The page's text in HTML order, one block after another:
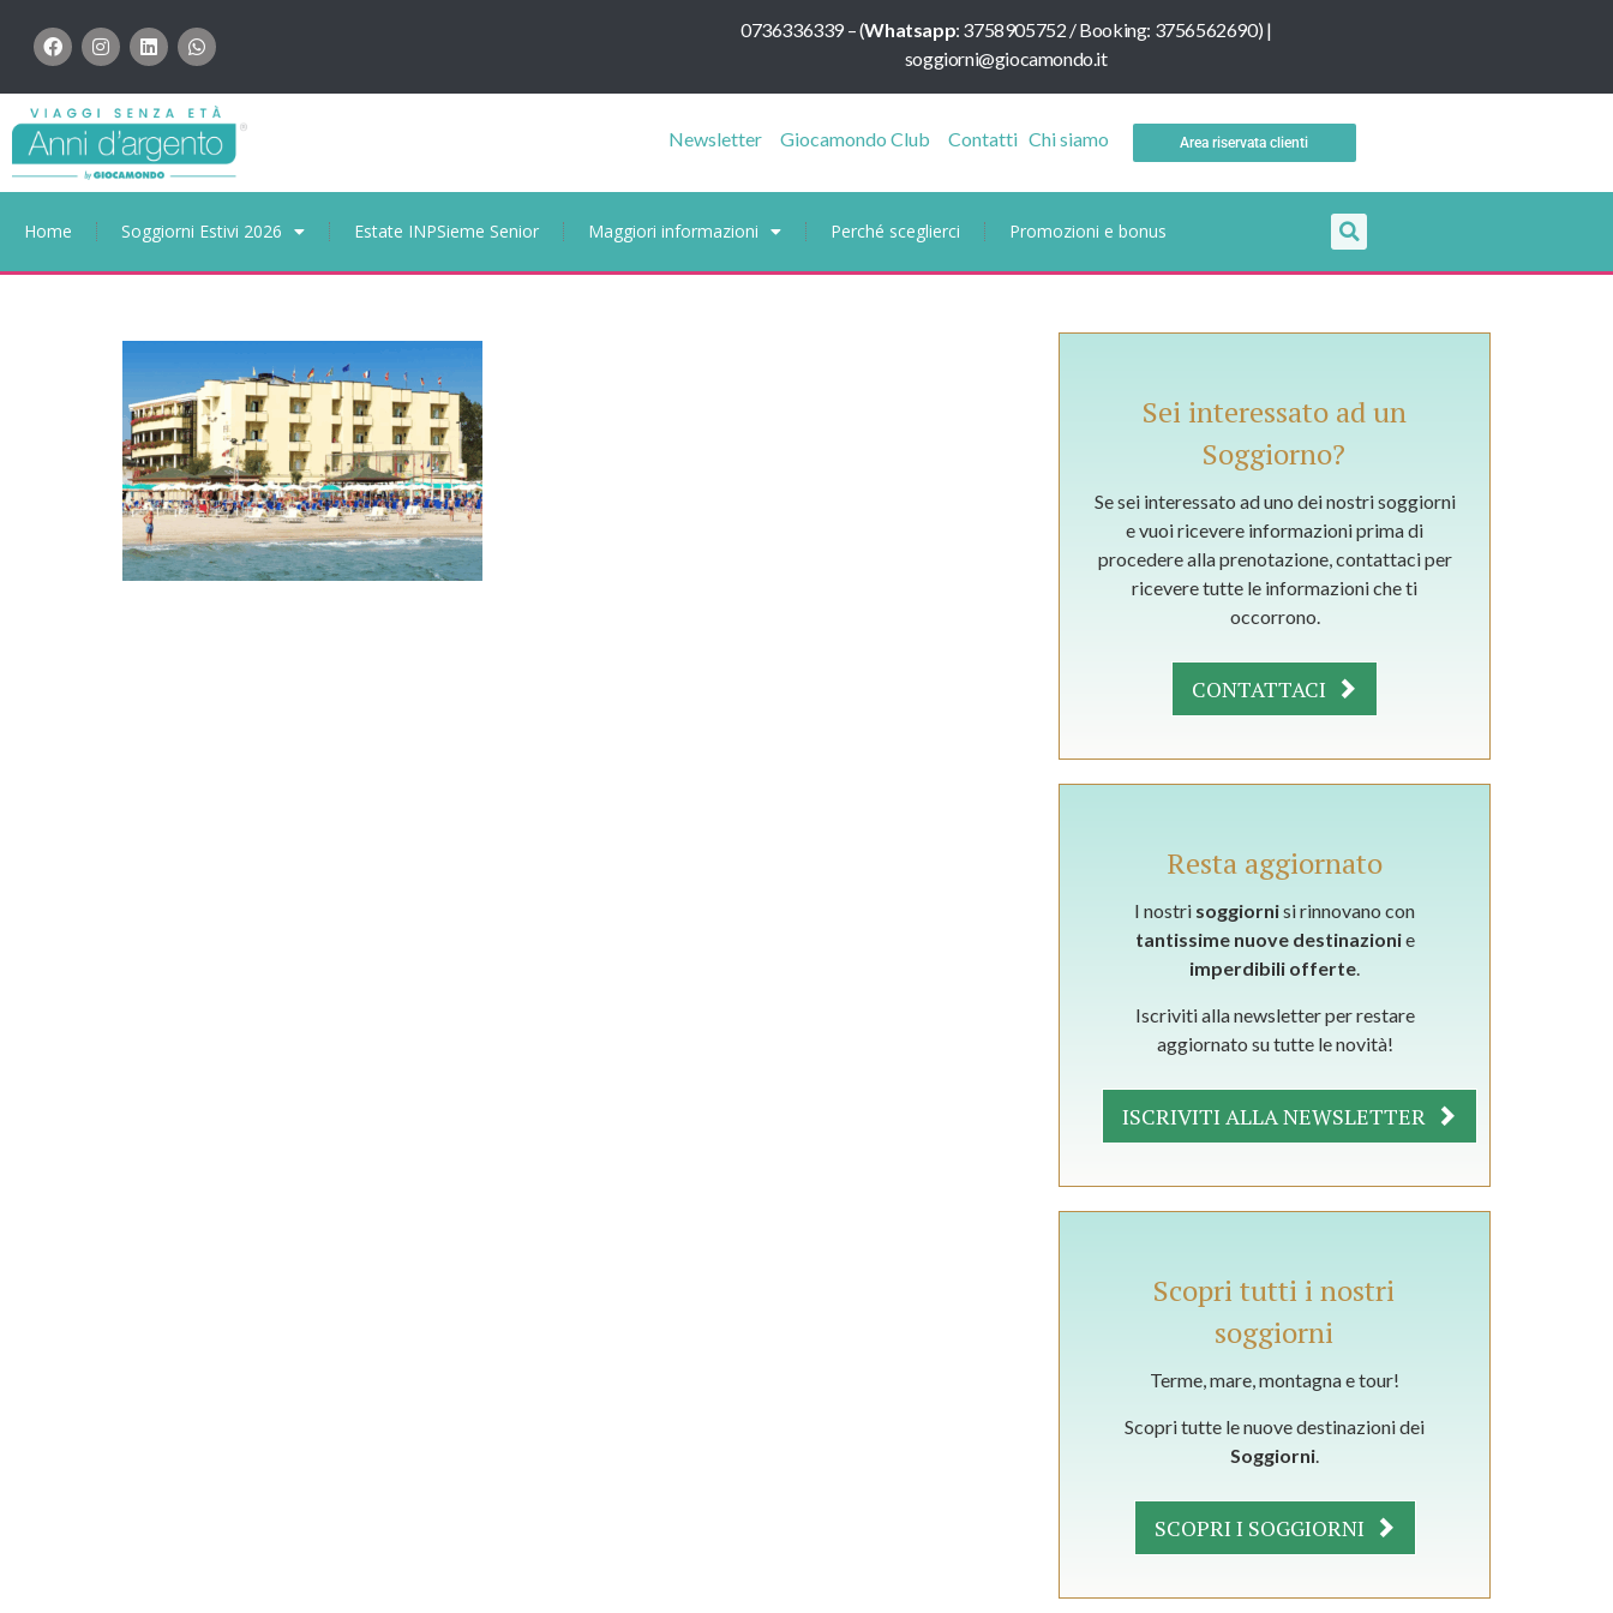
0736336339 –(Whatsapp: 3758905752 /Booking: 3756562690) |
soggiorni@giocamondo.it
Newsletter Giocamondo Club Contatti Chi siamo Area riservata clienti
Home Soggiorni Estivi 2026 Estate INPSieme Senior Maggiori informazioni Perché sceglierci Promozioni e bonus
Sei interessato ad un
Soggiorno?
Se sei interessato ad uno dei nostri soggiorni
e vuoi ricevere informazioni prima di
procedere alla prenotazione, contattaci per
ricevere tutte le informazioni che ti
occorrono.
CONTATTACI
Resta aggiornato
I nostri soggiornisi rinnovano con
tantissime nuove destinazionie
imperdibili offerte
Iscriviti alla newsletter per restare
aggiornato su tutte le novità!
ISCRIVITI ALLA NEWSLETTER
Scopri tutti i nostri
soggiorni
Terme, mare, montagna e tour!
Scopri tutte le nuove destinazioni dei
Soggiorni
SCOPRI I SOGGIORNI